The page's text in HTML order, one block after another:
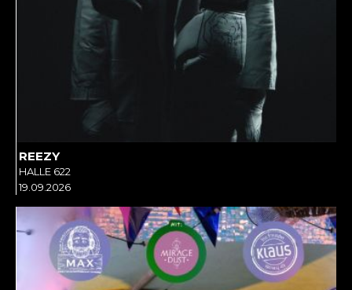
REEZY
HALLE 622
19.09.2026